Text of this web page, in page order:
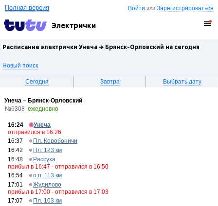
Войти илиЗарегистрироваться
Полная версия
Электрички
Расписание электрички Унеча → Брянск-Орловский на сегодня
Новый поиск
Сегодня Завтра Выбрать дату
Унеча – Брянск-Орловский
№6308 ежедневно
16:24
Унеча
отправился в 16:26
16:37
Пл. Коробоничи
16:42
Пл. 123 км
16:48
Рассуха
прибыл в 16:47 - отправился в 16:50
16:54
о.п. 113 км
17:01
Жудилово
прибыл в 17:00 - отправился в 17:03
17:07
Пл. 103 км